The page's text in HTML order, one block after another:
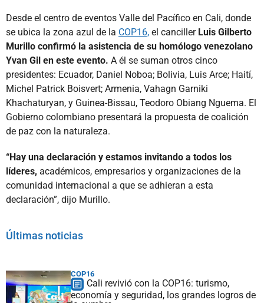
Desde el centro de eventos Valle del Pacífico en Cali, donde
se ubica la zona azul de la COP16, el canciller Luis Gilberto
Murillo confirmó la asistencia de su homólogo venezolano
Yvan Gil en este evento. A él se suman otros cinco
presidentes: Ecuador, Daniel Noboa; Bolivia, Luis Arce; Haití,
Michel Patrick Boisvert; Armenia, Vahagn Garniki
Khachaturyan, y Guinea-Bissau, Teodoro Obiang Nguema. El
Gobierno colombiano presentará la propuesta de coalición
de paz con la naturaleza.
“Hay una declaración y estamos invitando a todos los
líderes, académicos, empresarios y organizaciones de la
comunidad internacional a que se adhieran a esta
declaración”, dijo Murillo.
Últimas noticias
COP16
Cali revivió con la COP16: turismo,
economía y seguridad, los grandes logros de